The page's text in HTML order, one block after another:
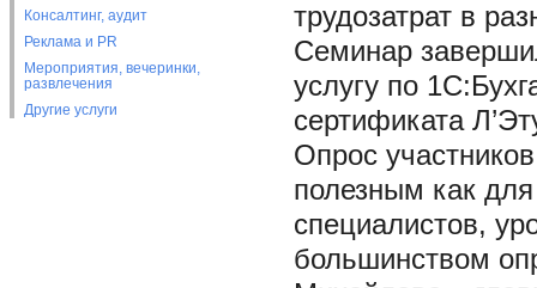
Консалтинг, аудит
Реклама и PR
Мероприятия, вечеринки,
развлечения
Другие услуги
трудозатрат в
Семинар
услугу по
сертификата
Опрос
полезным как для
специалистов,
большинством